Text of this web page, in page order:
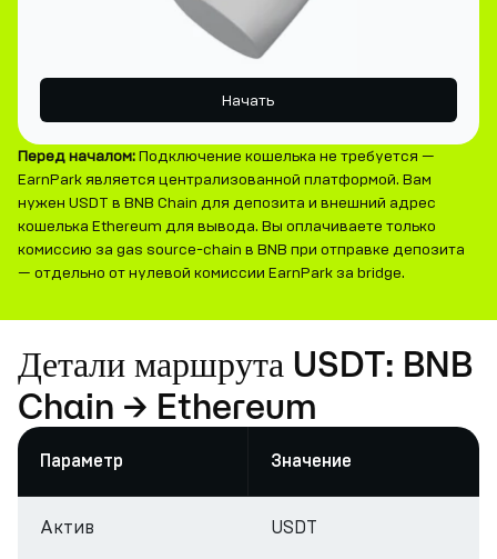
Начать
Перед началом:Подключение кошелька не требуется —
EarnPark является централизованной платформой. Вам
нужен USDT в BNB Chain для депозита и внешний адрес
кошелька Ethereum для вывода. Вы оплачиваете только
комиссию за gas source-chain в BNB при отправке депозита
— отдельно от нулевой комиссии EarnPark за bridge.
Детали маршрута USDT: BNB
Chain → Ethereum
Параметр Значение
Актив USDT